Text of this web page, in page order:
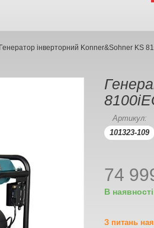
Генератор інверторний Konner&Sohner KS
Артикул:
101323-109
74
В наявності
З питань